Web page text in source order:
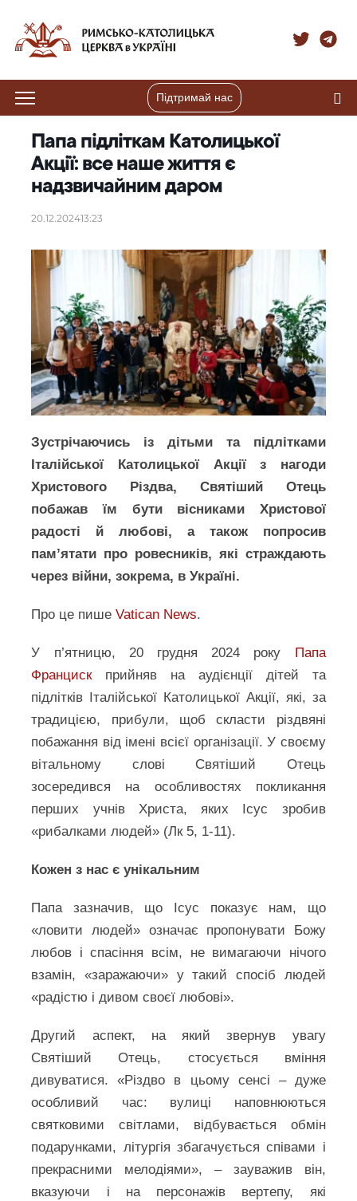
Підтримай нас
Папа підліткам Католицької
Акції: все наше життя є
надзвичайним даром
20.12.202413:23
Зустрічаючись із дітьми та підлітками
Італійської Католицької Акції з нагоди
Христового Різдва, Святіший Отець
побажав їм бути вісниками Христової
радості й любові, а також попросив
памʼятати про ровесників, які страждають
через війни, зокрема, в Україні.
Про це пишеVatican News.
У п’ятницю, 20 грудня 2024 року Папа
Францискприйняв на аудієнції дітей та
підлітків Італійської Католицької Акції, які, за
традицією, прибули, щоб скласти різдвяні
побажання від імені всієї організації. У своєму
вітальному слові Святіший Отець
зосередився на особливостях покликання
перших учнів Христа, яких Ісус зробив
«рибалками людей» (Лк 5, 1-11).
Кожен з нас є унікальним
Папа зазначив, що Ісус показує нам, що
«ловити людей» означає пропонувати Божу
любов і спасіння всім, не вимагаючи нічого
взамін, «заражаючи» у такий спосіб людей
«радістю і дивом своєї любові».
Другий аспект, на який звернув увагу
Святіший Отець, стосується вміння
дивуватися. «Різдво в цьому сенсі – дуже
особливий час: вулиці наповнюються
святковими світлами, відбувається обмін
подарунками, літургія збагачується співами і
прекрасними мелодіями», – зауважив він,
вказуючи і на персонажів вертепу, які